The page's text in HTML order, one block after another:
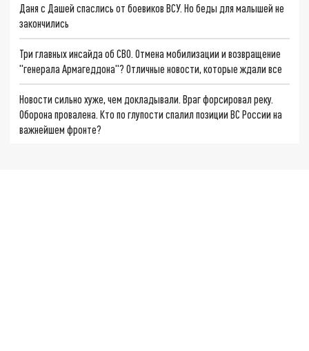
Даня с Дашей спаслись от боевиков ВСУ. Но беды для малышей не
закончились
Три главных инсайда об СВО. Отмена мобилизации и возвращение
"генерала Армагеддона"? Отличные новости, которые ждали все
Новости сильно хуже, чем докладывали. Враг форсировал реку.
Оборона провалена. Кто по глупости спалил позиции ВС России на
важнейшем фронте?